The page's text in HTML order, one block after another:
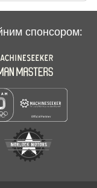
спонсором: